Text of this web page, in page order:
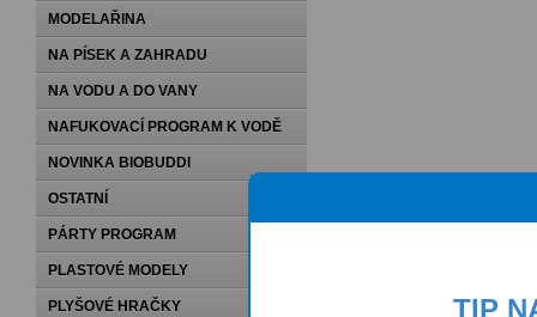
MODELAŘINA
NA PÍSEK A ZAHRADU
NA VODU A DO VANY
NAFUKOVACÍ PROGRAM K VODĚ
NOVINKA BIOBUDDI
OSTATNÍ
PÁRTY PROGRAM
PLASTOVÉ MODELY
PLYŠOVÉ HRAČKY
TIP